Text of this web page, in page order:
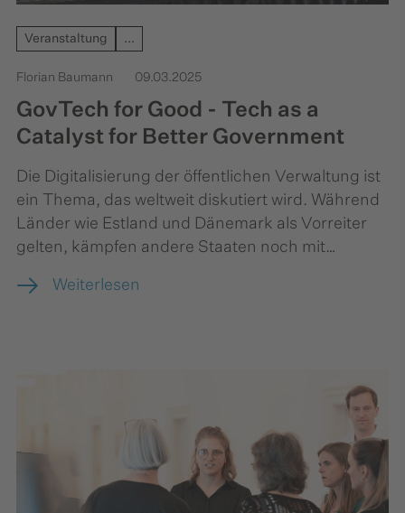
Veranstaltung ...
Florian Baumann 09.03.2025
GovTech for Good - Tech as a
Catalyst for Better Government
Die Digitalisierung der öffentlichen Verwaltung ist
ein Thema, das weltweit diskutiert wird. Während
Länder wie Estland und Dänemark als Vorreiter
gelten, kämpfen andere Staaten noch mit
Podiumsdiskussion auf der
zugänglichere Verwaltung ermöglichen können.
Weiterlesen